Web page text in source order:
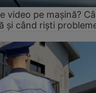
video pe mașină?
și când riști